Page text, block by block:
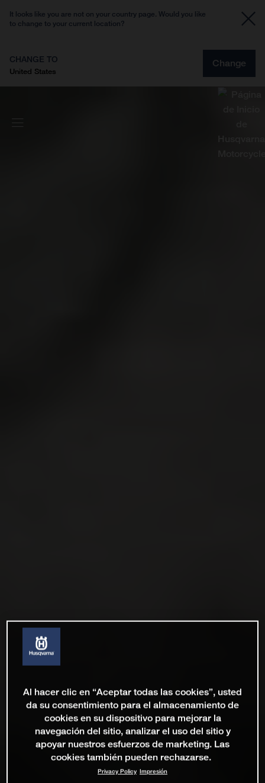
It looks like you are not on your country page. Would you like
to change to your current location?
CHANGE TO
United States
Change
Al hacer clic en “Aceptar todas las cookies”, usted
da su consentimiento para el almacenamiento de
cookies en su dispositivo para mejorar la
navegación del sitio, analizar el uso del sitio y
apoyar nuestros esfuerzos de marketing. Las
cookies también pueden rechazarse.
Privacy Policy Impresión